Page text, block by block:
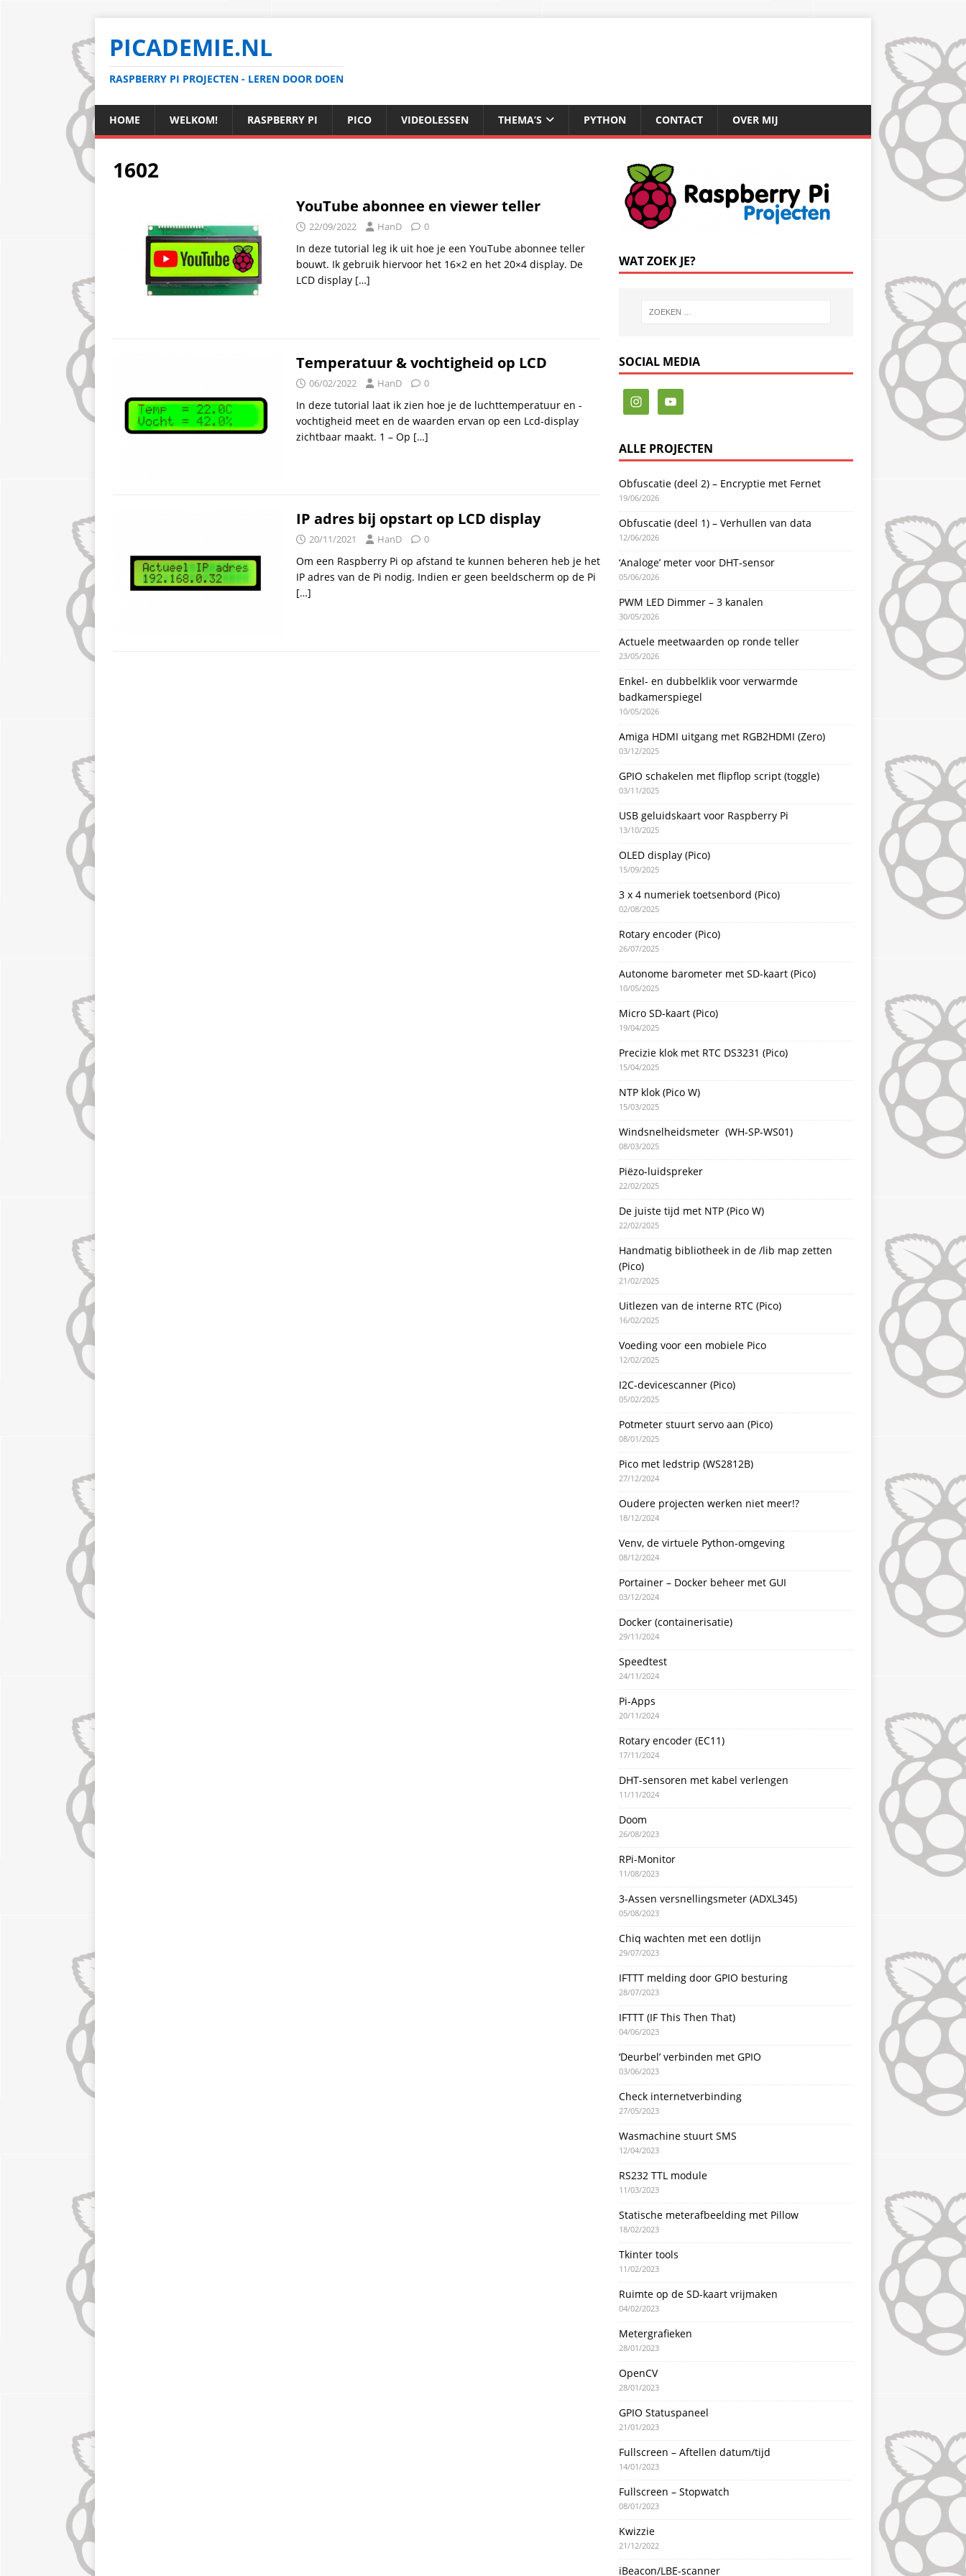
PICADEMIE.NL
RASPBERRY PI PROJECTEN - LEREN DOOR DOEN
HOME WELKOM! RASPBERRY PI PICO VIDEOLESSEN THEMA’S PYTHON CONTACT OVER MIJ
1602
YouTube abonnee en viewer teller
22/09/2022 HanD 0
In deze tutorial leg ik uit hoe je een YouTube abonnee teller
bouwt. Ik gebruik hiervoor het 16×2 en het 20×4 display. De
LCD display […]
Temperatuur & vochtigheid op LCD
06/02/2022 HanD 0
In deze tutorial laat ik zien hoe je de luchttemperatuur en -
vochtigheid meet en de waarden ervan op een Lcd-display
zichtbaar maakt. 1 – Op […]
IP adres bij opstart op LCD display
20/11/2021 HanD 0
Om een Raspberry Pi op afstand te kunnen beheren heb je het
IP adres van de Pi nodig. Indien er geen beeldscherm op de Pi
[…]
WAT ZOEK JE?
SOCIAL MEDIA
ALLE PROJECTEN
Obfuscatie (deel 2) – Encryptie met Fernet
19/06/2026
Obfuscatie (deel 1) – Verhullen van data
12/06/2026
‘Analoge’ meter voor DHT-sensor
05/06/2026
PWM LED Dimmer – 3 kanalen
30/05/2026
Actuele meetwaarden op ronde teller
23/05/2026
Enkel- en dubbelklik voor verwarmde
badkamerspiegel
10/05/2026
Amiga HDMI uitgang met RGB2HDMI (Zero)
03/12/2025
GPIO schakelen met flipflop script (toggle)
03/11/2025
USB geluidskaart voor Raspberry Pi
13/10/2025
OLED display (Pico)
15/09/2025
3 x 4 numeriek toetsenbord (Pico)
02/08/2025
Rotary encoder (Pico)
26/07/2025
Autonome barometer met SD-kaart (Pico)
10/05/2025
Micro SD-kaart (Pico)
19/04/2025
Precizie klok met RTC DS3231 (Pico)
15/04/2025
NTP klok (Pico W)
15/03/2025
Windsnelheidsmeter (WH-SP-WS01)
08/03/2025
Piëzo-luidspreker
22/02/2025
De juiste tijd met NTP (Pico W)
22/02/2025
Handmatig bibliotheek in de /lib map zetten
(Pico)
21/02/2025
Uitlezen van de interne RTC (Pico)
16/02/2025
Voeding voor een mobiele Pico
12/02/2025
I2C-devicescanner (Pico)
05/02/2025
Potmeter stuurt servo aan (Pico)
08/01/2025
Pico met ledstrip (WS2812B)
27/12/2024
Oudere projecten werken niet meer!?
18/12/2024
Venv, de virtuele Python-omgeving
08/12/2024
Portainer – Docker beheer met GUI
03/12/2024
Docker (containerisatie)
29/11/2024
Speedtest
24/11/2024
Pi-Apps
20/11/2024
Rotary encoder (EC11)
17/11/2024
DHT-sensoren met kabel verlengen
11/11/2024
Doom
26/08/2023
RPi-Monitor
11/08/2023
3-Assen versnellingsmeter (ADXL345)
05/08/2023
Chiq wachten met een dotlijn
29/07/2023
IFTTT melding door GPIO besturing
28/07/2023
IFTTT (IF This Then That)
04/06/2023
‘Deurbel’ verbinden met GPIO
03/06/2023
Check internetverbinding
27/05/2023
Wasmachine stuurt SMS
12/04/2023
RS232 TTL module
11/03/2023
Statische meterafbeelding met Pillow
18/02/2023
Tkinter tools
11/02/2023
Ruimte op de SD-kaart vrijmaken
04/02/2023
Metergrafieken
28/01/2023
OpenCV
28/01/2023
GPIO Statuspaneel
21/01/2023
Fullscreen – Aftellen datum/tijd
14/01/2023
Fullscreen – Stopwatch
08/01/2023
Kwizzie
21/12/2022
iBeacon/LBE-scanner